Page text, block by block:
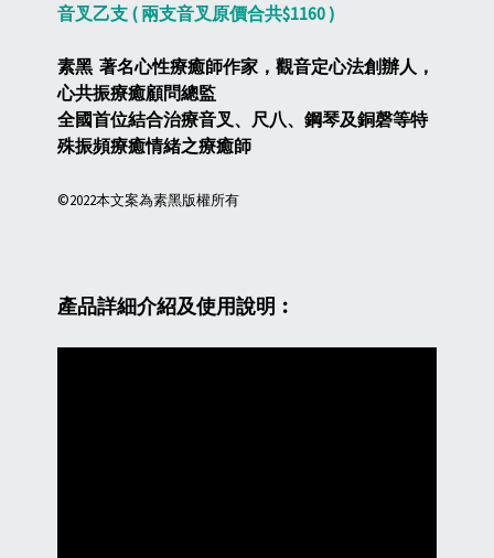
音叉乙支 ( 兩支音叉原價合共$1160 )
素黑 著名心性療癒師作家，觀音定心法創辦人，
心共振療癒顧問總監
全國首位結合治療音叉、尺八、鋼琴及銅磬等特
殊振頻療癒情緒之療癒師
©2022本文案為素黑版權所有
產品詳細介紹及使用說明︰